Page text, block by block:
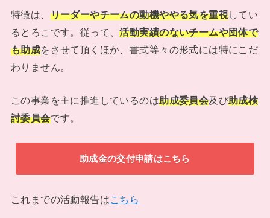
特徴は、 リーダーやチームの動機ややる気を重視してい
るとろこです。従って、活動実績のないチームや団体で
も助成をさせて頂くほか、書式等々の形式には特にこだ
わりません。
この事業を主に推進しているのは助成委員会及び助成検
討委員会です。
助成金の交付申請はこちら
これまでの活動報告はこちら